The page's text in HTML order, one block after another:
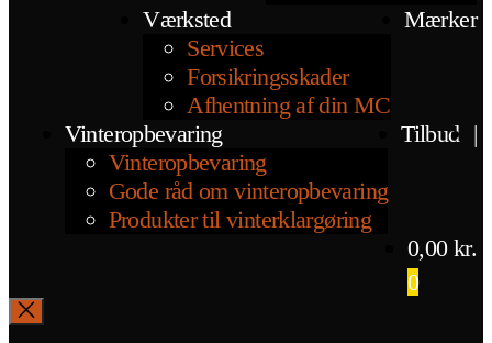
Værksted
Services
Forsikringsskader
Afhentning af din MC
Mærker
Vinteropbevaring
Vinteropbevaring
Gode råd om vinteropbevaring
Produkter til vinterklargøring
Tilbud |
0,00 kr.
0